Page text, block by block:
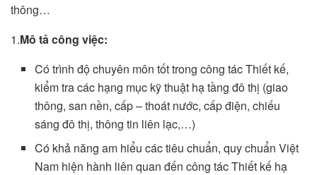
thông…
1.Mô tả công việc:
Có trình độ chuyên môn tốt trong công tác Thiết kế,
kiểm tra các hạng mục kỹ thuật hạ tầng đô thị (giao
thông, san nền, cấp – thoát nước, cấp điện, chiếu
sáng đô thị, thông tin liên lạc,…)
Có khả năng am hiểu các tiêu chuẩn, quy chuẩn Việt
Nam hiện hành liên quan đến công tác Thiết kế hạ